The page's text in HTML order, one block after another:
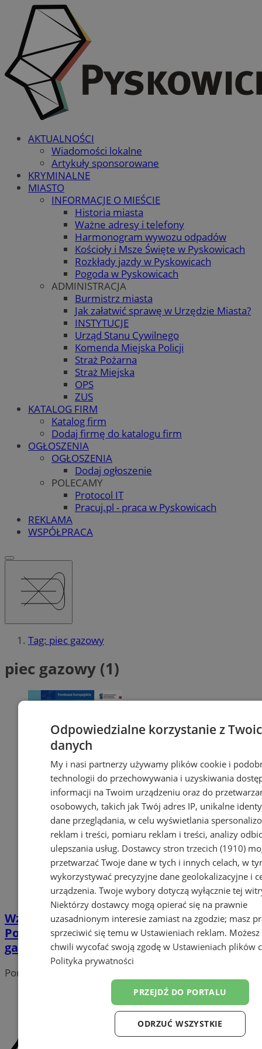
AKTUALNOŚCI
Wiadomości lokalne
Artykuły sponsorowane
KRYMINALNE
MIASTO
INFORMACJE O MIEŚCIE
Historia miasta
Ważne adresy i telefony
Harmonogram wywozu odpadów
Kościoły i Msze Święte w Pyskowicach
Rozkłady jazdy w Pyskowicach
Pogoda w Pyskowicach
ADMINISTRACJA
Burmistrz miasta
Jak załatwić sprawę w Urzędzie Miasta?
INSTYTUCJE
Urząd Stanu Cywilnego
Komenda Miejska Policji
Straż Pożarna
Straż Miejska
OPS
ZUS
KATALOG FIRM
Katalog firm
Dodaj firmę do katalogu firm
OGŁOSZENIA
OGŁOSZENIA
Dodaj ogłoszenie
POLECAMY
Protocol IT
Pracuj.pl - praca w Pyskowicach
REKLAMA
WSPÓŁPRACA
Tag: piec gazowy
piec gazowy (1)
Wznowienie naboru w programie Czyste
Powietrze – dofinansowanie na kotły
gazowe
Portal należy do sieci
Odpowiedzialne korzystanie z
danych
My i nasi partnerzy używamy plików cookie i
technologii do przechowywania i uzyskiwania
informacji na Twoim urządzeniu oraz do
osobowych, takich jak Twój adres IP, unikalne
dane przeglądania, w celu wyświetlania
reklam i treści, pomiaru reklam i treści, analizy
ulepszania usług. Dostawcy stron trzecich (1910)
przetwarzać Twoje dane w tych i innych celach, w
wykorzystywać precyzyjne dane geolokalizacyjne i
urządzenia. Twoje wybory dotyczą wyłącznie tej
Niektórzy dostawcy mogą opierać się na prawnie
uzasadnionym interesie zamiast na zgodzie; masz
sprzeciwić się temu w Ustawieniach reklam.
chwili wycofać swoją zgodę w Ustawieniach plików
Polityka prywatności
PRZEJDŹ DO PORTALU
ODRZUĆ WSZYSTKIE